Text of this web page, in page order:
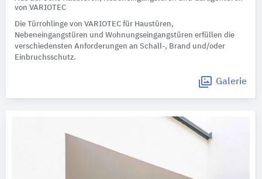
von VARIOTEC
Die Türrohlinge von VARIOTEC für Haustüren,
Nebeneingangstüren und Wohnungseingangstüren erfüllen die
verschiedensten Anforderungen an Schall-, Brand und/oder
Einbruchsschutz.
Galerie